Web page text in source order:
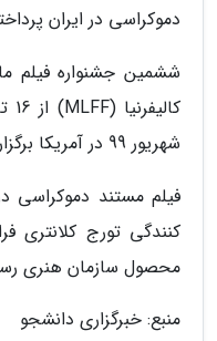
دموکراسی در ایران
شهریور 99 در آمریکا برگزار خواهد شد.
فیلم مستند دموکراسی
کنندگی تورج کلانتری
محصول سازمان هنری
منبع: خبرگزاری دانشجو